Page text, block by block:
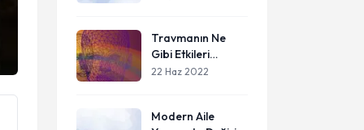
Travmanın Ne
Gibi Etkileri
Vardır?
22 Haz 2022
Modern Aile